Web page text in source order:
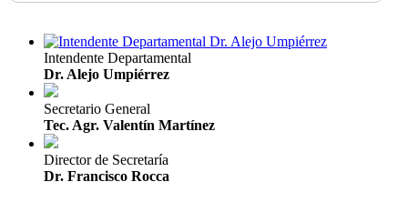
Intendente Departamental
Dr. Alejo Umpiérrez
Secretario General
Tec. Agr. Valentín Martínez
Director de Secretaría
Dr. Francisco Rocca